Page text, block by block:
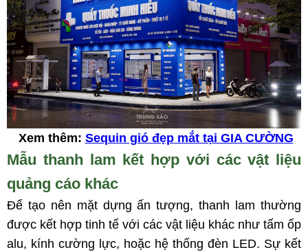
Xem thêm: Sequin gió đẹp mắt tại GIA CƯỜNG
Mẫu thanh lam kết hợp với các vật liệu
quảng cáo khác
Để tạo nên mặt dựng ấn tượng, thanh lam thường
được kết hợp tinh tế với các vật liệu khác như tấm ốp
alu, kính cường lực, hoặc hệ thống đèn LED. Sự kết